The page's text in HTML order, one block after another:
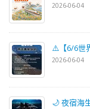
2026-06-04
⚠️【6/6世
2026-06-04
🌙 夜宿海